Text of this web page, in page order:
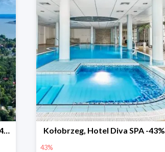
Mielno, Hotel Mielno Holiday -47% Kołobrzeg, Hotel Diva SPA -43%
43%